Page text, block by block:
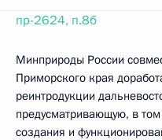
пр-2624, п.8б
Минприроды России
Приморского края
реинтродукции
предусматривающую, в
создания и